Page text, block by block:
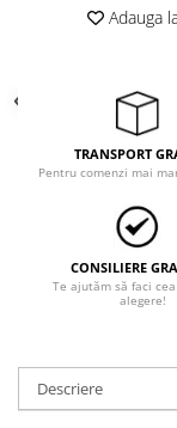
Adauga
TRANSPORT
Pentru comenzi mai
CONSILIERE
Te ajutăm să faci
alegere!
Descriere